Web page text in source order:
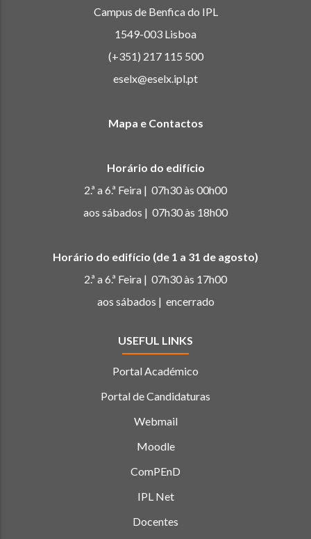
Campus de Benfica do IPL
1549-003 Lisboa
(+351) 217 115 500
eselx@eselx.ipl.pt
Mapa e Contactos
Horário do edifício
2.ª a 6.ª Feira | 07h30 às 00h00
aos sábados | 07h30 às 18h00
Horário do edifício (de 1 a 31 de agosto)
2.ª a 6.ª Feira | 07h30 às 17h00
aos sábados | encerrado
USEFUL LINKS
Portal Académico
Portal de Candidaturas
Webmail
Moodle
ComPEnD
IPL Net
Docentes